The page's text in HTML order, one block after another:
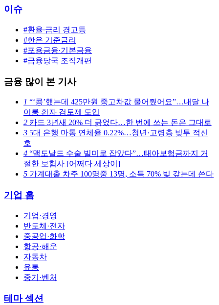
이슈
#환율∙금리 경고등
#한은 기준금리
#포용금융∙기본금융
#금융당국 조직개편
금융 많이 본 기사
1 “‘콩’했는데 425만원 중고차값 물어줬어요”…내달 나
이롱 환자 검토제 도입
2 카드 3년새 20% 더 긁었다…한 번에 쓰는 돈은 그대로
3 5대 은행 마통 연체율 0.22%…청년·고령층 빚투 적신
호
4 “맥도날드 수술 빌미로 잡았다”…태아보험금까지 거
절한 보험사 [어쩌다 세상이]
5 가계대출 차주 100명중 13명, 소득 70% 빚 갚는데 쓴다
기업 홈
기업·경영
반도체·전자
중공업·화학
항공·해운
자동차
유통
중기·벤처
테마 섹션